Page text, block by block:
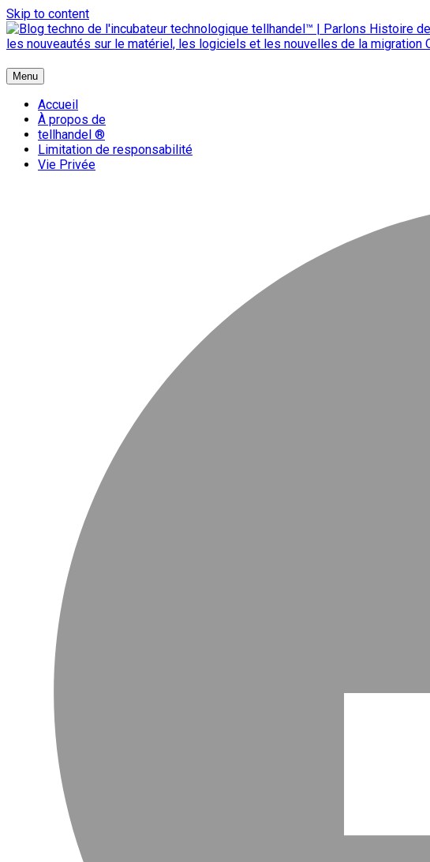
Skip to content
{ + }
blog technologique du hub | migration GNU Linux
Menu
Accueil
À propos de
tellhandel ®
Limitation de responsabilité
Vie Privée